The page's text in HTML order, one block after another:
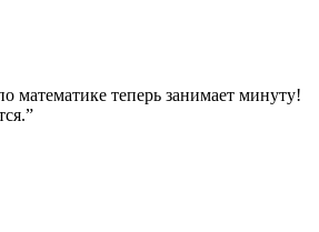
математике теперь занимает минуту!
”